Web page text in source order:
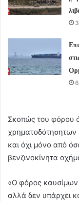
Σκοπώς του φόρου
χρηματοδότησητων
και όχι μόνο από
βενζινοκίνητα
«Ο φόρος καυσίμων
αλλά δεν υπάρχει